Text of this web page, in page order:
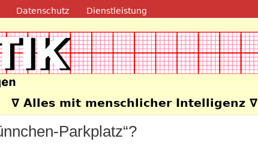
Direkt zum Inhalt
Datenschutz Dienstleistung
∇ Alles mit menschlicher Intelligenz ∇
Parkplatz“?